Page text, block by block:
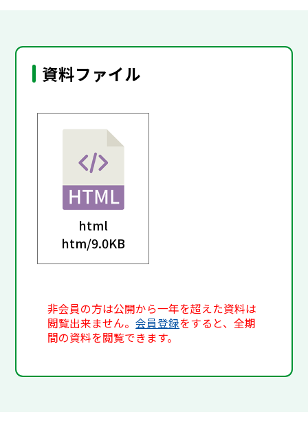
資料ファイル
html
htm/9.0KB
非会員の方は公開から一年を超えた資料は
閲覧出来ません。会員登録をすると、全期
間の資料を閲覧できます。